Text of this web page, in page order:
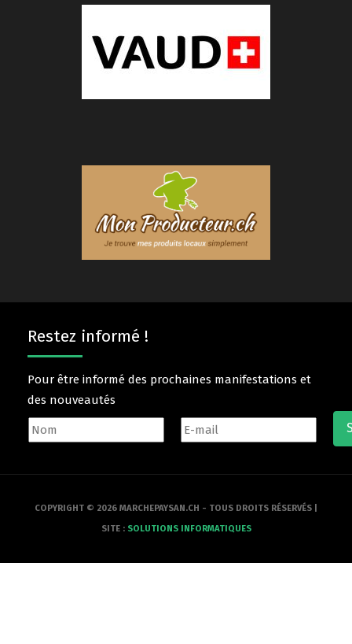
Restez informé !
Pour être informé des prochaines manifestations et
des nouveautés
COPYRIGHT © 2026 MARCHEPAYSAN.CH - TOUS DROITS RÉSERVÉS |
SITE : SOLUTIONS INFORMATIQUES